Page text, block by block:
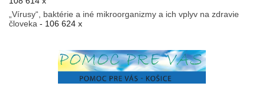
„Vírusy“, baktérie a iné mikroorganizmy a ich vplyv na zdravie
človeka - 106 624 x